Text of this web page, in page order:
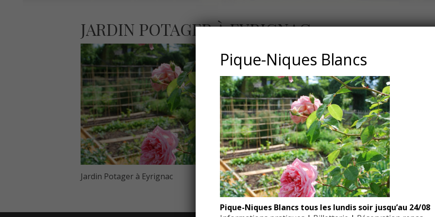
JARDIN POTAGER À EYRIGNAC
Jardin Potager à Eyrignac
Pique-Niques Blancs
Pique-Niques Blancs tous les lundis soir jusqu’au 24/08